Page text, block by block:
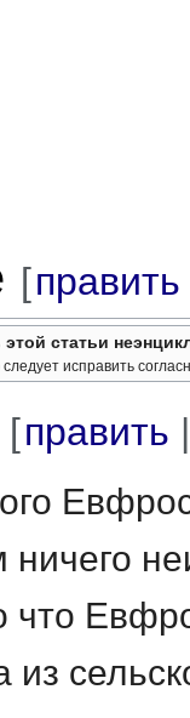
[править
статьи
исправить
[править
ничего
что
из